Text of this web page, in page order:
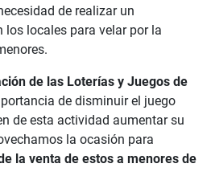
de realizar un
locales para velar por la
de las Loterías y Juegos de
de disminuir el juego
de esta actividad aumentar su
la ocasión para
la venta de estos a menores de